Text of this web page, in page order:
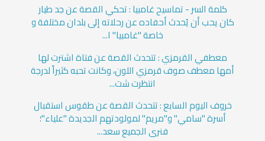
كلمة السر - تماسيح غامبيا : تحكي القصة عن جد طيار
كان يحب أن يُحدث أحفاده عن رحلاته إلى بلدان مختلفة و
خاصة "غامبيا" ا...
معطفي القرمزي : تتحدث القصة عن فتاة اشترت لها
أمها معطف صوف قرمزي اللون، وكانت تحبه كثيراً لدرجة
انتظرت شت...
خروف اليوم السابع : تتحدث القصة عن طقوس استقبال
أسرة "سامي" و"مريم" لمولودتهم الجديدة "علياء"؛
فنرى الجميع سعد...